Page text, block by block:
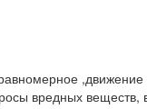
,движение
вредных